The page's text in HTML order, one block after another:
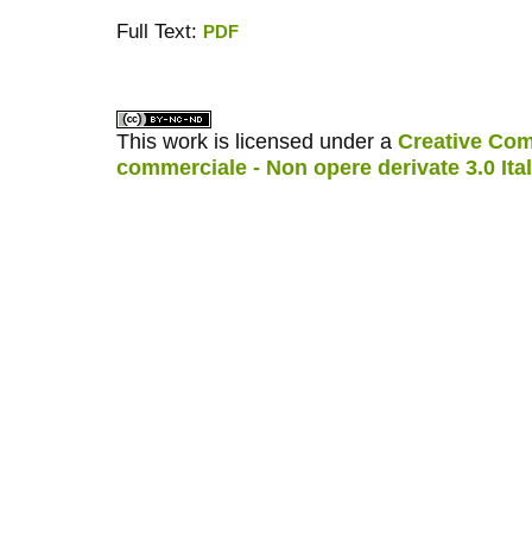
Full Text: PDF
This work is licensed under a Creative
commerciale - Non opere derivate 3.0